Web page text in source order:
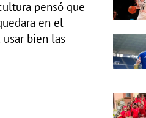
pensó que
en el
bien las